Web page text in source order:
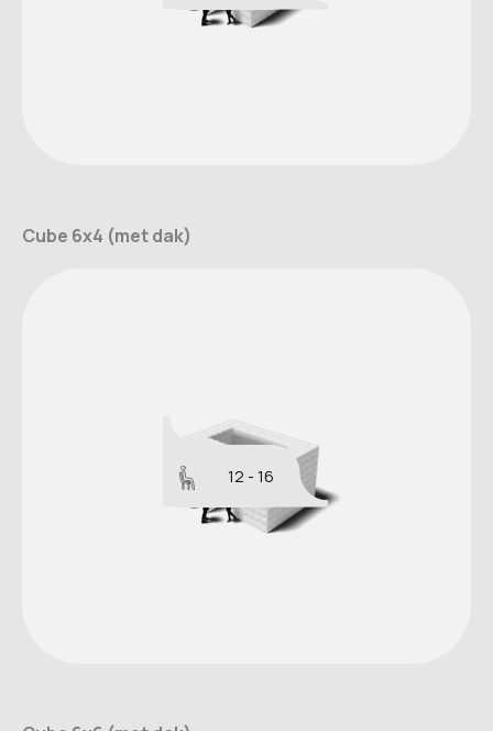
Cube 6x4 (met dak)
12 - 16